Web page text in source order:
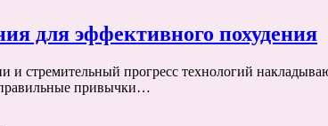
для эффективного похудения
стремительный прогресс технологий
привычки…